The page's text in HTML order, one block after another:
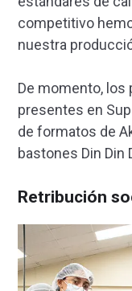
competitivo
nuestra
De momento, los
presentes en
de formatos de
bastones Din Din
Retribución